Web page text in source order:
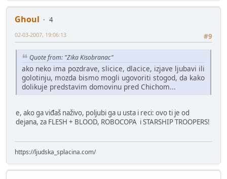
Ghoul
4
#9
02-03-2007, 19:06:13
Quote from: "Zika Kisobranac"
ako neko ima pozdrave, slicice, dlacice, izjave ljubavi ili
golotinju, mozda bismo mogli ugovoriti stogod, da kako
dolikuje predstavim domovinu pred Chichom...
e, ako ga viđaš naživo, poljubi ga u usta i reci: ovo ti je od
dejana, za FLESH + BLOOD, ROBOCOPA i STARSHIP TROOPERS!
https://ljudska_splacina.com/